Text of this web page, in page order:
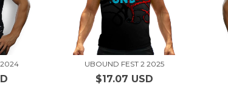
2024 UBOUND FEST 2 2025
$17.07 USD